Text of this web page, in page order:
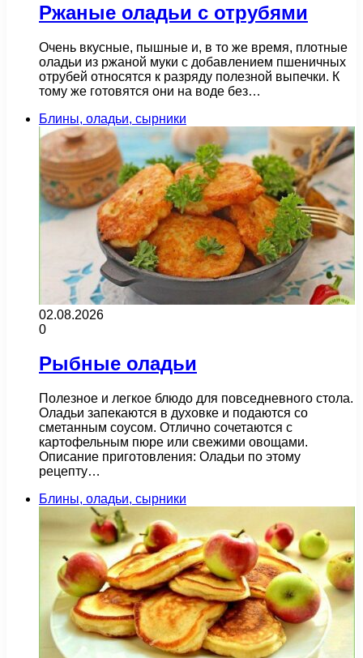
Ржаные оладьи с отрубями
Очень вкусные, пышные и, в то же время, плотные
оладьи из ржаной муки с добавлением пшеничных
отрубей относятся к разряду полезной выпечки. К
тому же готовятся они на воде без…
Блины, оладьи, сырники
02.08.2026
0
Рыбные оладьи
Полезное и легкое блюдо для повседневного стола.
Оладьи запекаются в духовке и подаются со
сметанным соусом. Отлично сочетаются с
картофельным пюре или свежими овощами.
Описание приготовления: Оладьи по этому
рецепту…
Блины, оладьи, сырники